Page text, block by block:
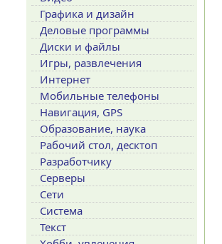
Графика и дизайн
Деловые программы
Диски и файлы
Игры, развлечения
Интернет
Мобильные телефоны
Навигация, GPS
Образование, наука
Рабочий стол, десктоп
Разработчику
Серверы
Сети
Система
Текст